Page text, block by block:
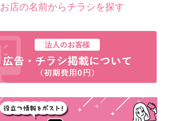
お店の名前からチラシを探す